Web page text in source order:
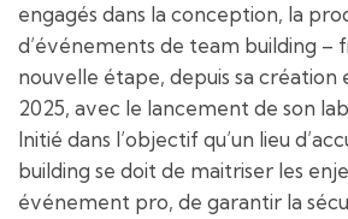
engagés dans la conception, la
d’événements de team building –
nouvelle étape, depuis sa
2025, avec le lancement de son
Initié dans l’objectif qu’un lieu
building se doit de maitriser les
événement pro, de garantir la